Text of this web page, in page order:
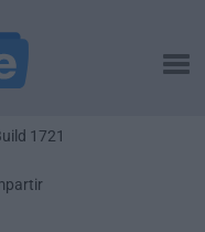
1721